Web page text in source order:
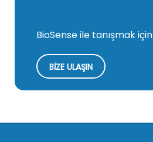
BioSense ile tanışmak için
BİZE ULAŞIN